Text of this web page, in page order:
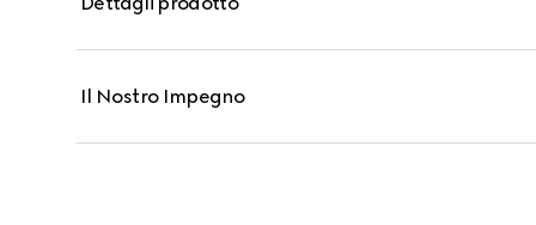
ai rossetti Gucci Beauty, la tonalità crema allover
Il Nostro Impegno